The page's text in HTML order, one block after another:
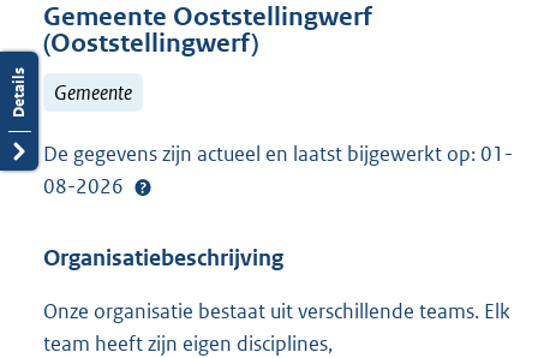
Gemeente Ooststellingwerf
(Ooststellingwerf)
Gemeente
De gegevens zijn actueel en laatst bijgewerkt op: 01-
08-2026
Organisatiebeschrijving
Onze organisatie bestaat uit verschillende teams. Elk
team heeft zijn eigen disciplines,